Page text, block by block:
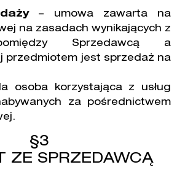
– umowa zawarta na
na zasadach wynikających z
Sprzedawcą a
przedmiotem jest sprzedaż na
osoba korzystająca z usług
za pośrednictwem
§3
ZE SPRZEDAWCĄ